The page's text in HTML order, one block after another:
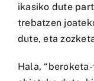
ikasiko dute
trebatzen
dute, eta
Hala,